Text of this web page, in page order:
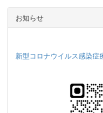
お知らせ
新型コロナウイルス感染